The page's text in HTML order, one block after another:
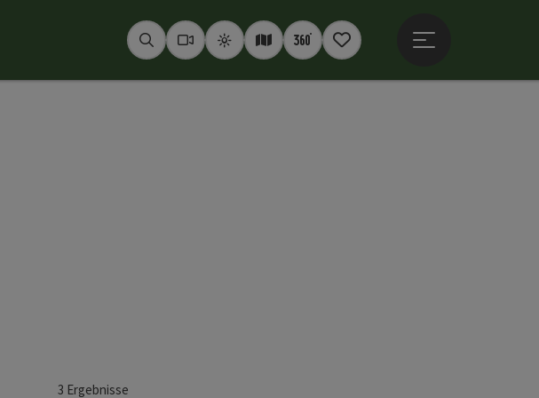
SuchenWebcams
WetterInteraktive Karte
360° Panoramen
Merkzettel
3 Ergebnisse